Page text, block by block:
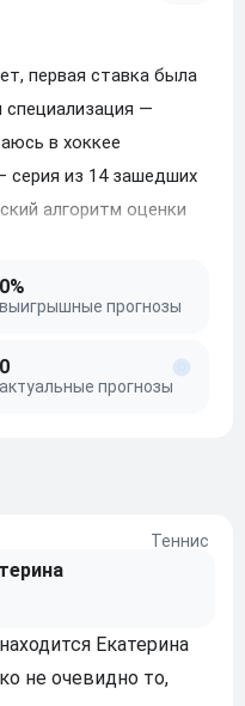
первая ставка была
—
в хоккее
серия из 14 зашедших
алгоритм оценки
оставаться
с 2017 года.
0%
выигрышные прогнозы
0
актуальные прогнозы
Теннис
Екатерина
не очевидно то,